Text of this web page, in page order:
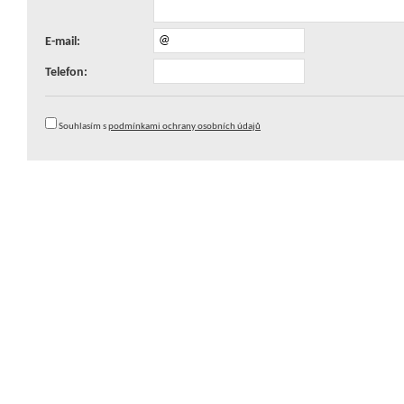
E-mail:
Telefon:
Souhlasím spodmínkami ochrany osobních údajů